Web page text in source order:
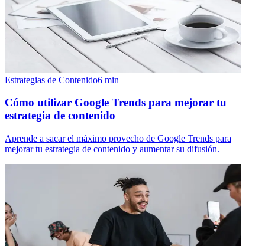
Estrategias de Contenido6 min
Cómo utilizar Google Trends para mejorar tu
estrategia de contenido
Aprende a sacar el máximo provecho de Google Trends para
mejorar tu estrategia de contenido y aumentar su difusión.